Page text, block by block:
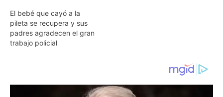
El bebé que cayó a la
pileta se recupera y sus
padres agradecen el gran
trabajo policial